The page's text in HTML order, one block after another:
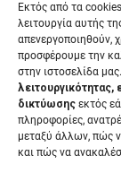
Εκτός από τα
λειτουργία αυτής
απενεργοποιηθούν,
προσφέρουμε την
στην ιστοσελίδα
δικτύωσης εκτός
πληροφορίες,
μεταξύ άλλων, πώς
και πώς να
Μητρώα
Δημόσια
Συνεδριάσεις
Συνεδριάσεις
EUNICoast